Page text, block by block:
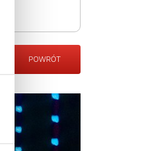
POWRÓT